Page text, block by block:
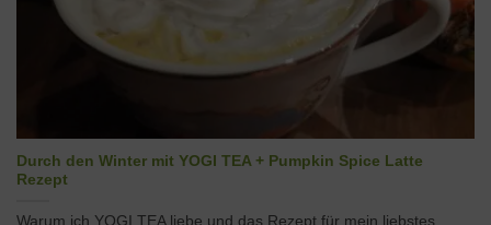
Durch den Winter mit YOGI TEA + Pumpkin Spice Latte
Rezept
Warum ich YOGI TEA liebe und das Rezept für mein liebstes